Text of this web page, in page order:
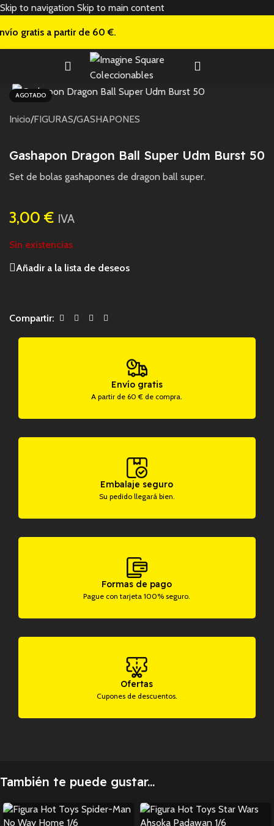
Skip to navigation Skip to main content
gratis a partir de 60 €.
AGOTADO
Inicio/FIGURAS/GASHAPONES
Gashapon Dragon Ball Super Udm Burst 50
Set de bolas gashapones de dragon ball super.
3,00 € IVA
Sin existencias
Añadir a la lista de deseos
Compartir:
Envío gratis
A partir de 60 € de compra.
Embalaje seguro
Su pedido llegará bien.
Formas de pago
Pague con tarjeta 100% seguro.
Ofertas
Cupones de descuentos.
También te puede gustar...